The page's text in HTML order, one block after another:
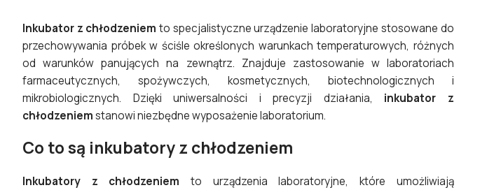
Inkubator z chłodzeniem to specjalistyczne urządzenie laboratoryjne stosowane do
przechowywania próbek w ściśle określonych warunkach temperaturowych, różnych
od warunków panujących na zewnątrz. Znajduje zastosowanie w laboratoriach
farmaceutycznych, spożywczych, kosmetycznych, biotechnologicznych i
mikrobiologicznych. Dzięki uniwersalności i precyzji działania, inkubator z
chłodzeniemstanowi niezbędne wyposażenie laboratorium.
Co to są inkubatory z chłodzeniem
Inkubatory z chłodzeniem to urządzenia laboratoryjne, które umożliwiają